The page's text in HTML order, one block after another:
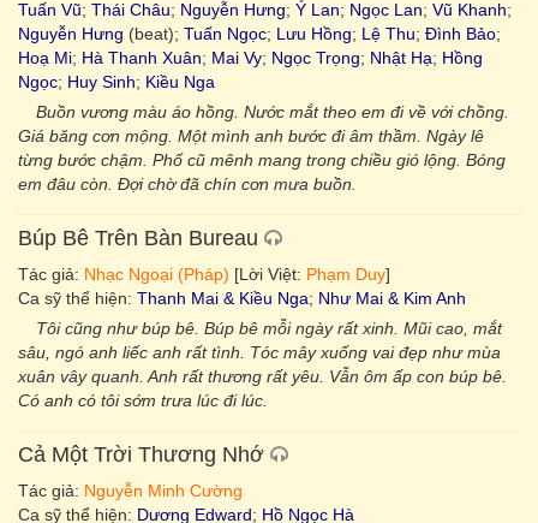
Tuấn Vũ; Thái Châu; Nguyễn Hưng; Ý Lan; Ngọc Lan; Vũ Khanh;
Nguyễn Hưng (beat); Tuấn Ngọc; Lưu Hồng; Lệ Thu; Đình Bảo;
Hoạ Mi; Hà Thanh Xuân; Mai Vy; Ngọc Trọng; Nhật Hạ; Hồng
Ngọc; Huy Sinh; Kiều Nga
Buồn vương màu áo hồng. Nước mắt theo em đi về với chồng.
Giá băng cơn mộng. Một mình anh bước đi âm thầm. Ngày lê
từng bước chậm. Phố cũ mênh mang trong chiều gió lộng. Bóng
em đâu còn. Đợi chờ đã chín cơn mưa buồn.
Búp Bê Trên Bàn Bureau
Tác giả: Nhạc Ngoại (Pháp) [Lời Việt: Phạm Duy]
Ca sỹ thể hiện: Thanh Mai & Kiều Nga; Như Mai & Kim Anh
Tôi cũng như búp bê. Búp bê mỗi ngày rất xinh. Mũi cao, mắt
sâu, ngó anh liếc anh rất tình. Tóc mây xuống vai đẹp như mùa
xuân vây quanh. Anh rất thương rất yêu. Vẫn ôm ấp con búp bê.
Có anh có tôi sớm trưa lúc đi lúc.
Cả Một Trời Thương Nhớ
Tác giả: Nguyễn Minh Cường
Ca sỹ thể hiện: Dương Edward; Hồ Ngọc Hà